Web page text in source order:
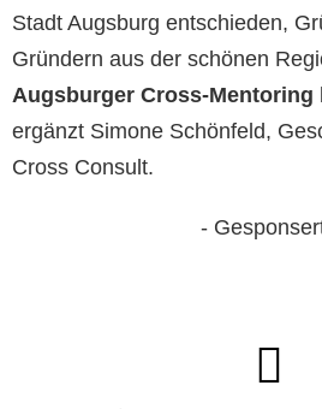
Stadt Augsburg entschieden,
Gründern aus der schönen
Augsburger Cross-Mentoring
ergänzt Simone Schönfeld,
Cross Consult.
-